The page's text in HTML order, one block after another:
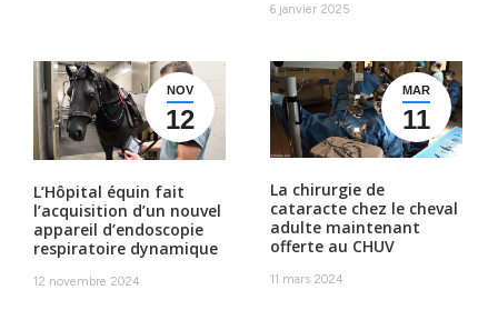
6 janvier 2025
NOV
12
L’Hôpital équin fait
l’acquisition d’un nouvel
appareil d’endoscopie
respiratoire dynamique
12 novembre 2024
MAR
11
La chirurgie de
cataracte chez le cheval
adulte maintenant
offerte au CHUV
11 mars 2024